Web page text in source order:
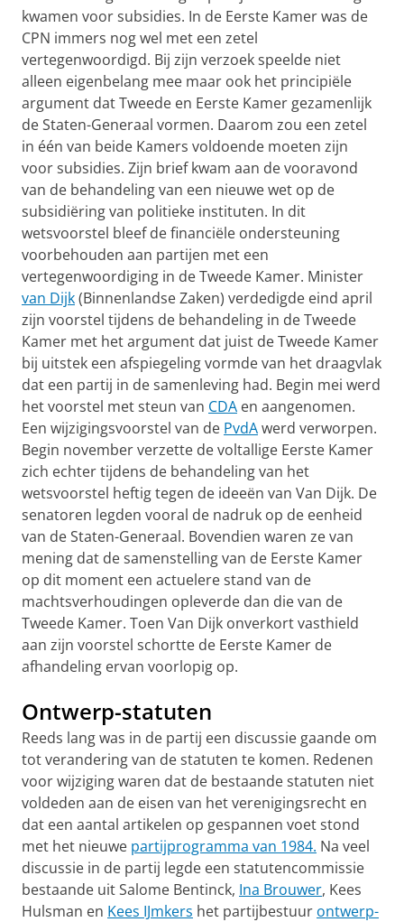
kwamen voor subsidies. In de Eerste Kamer was de
CPN immers nog wel met een zetel
vertegenwoordigd. Bij zijn verzoek speelde niet
alleen eigenbelang mee maar ook het principiële
argument dat Tweede en Eerste Kamer gezamenlijk
de Staten-Generaal vormen. Daarom zou een zetel
in één van beide Kamers voldoende moeten zijn
voor subsidies. Zijn brief kwam aan de vooravond
van de behandeling van een nieuwe wet op de
subsidiëring van politieke instituten. In dit
wetsvoorstel bleef de financiële ondersteuning
voorbehouden aan partijen met een
vertegenwoordiging in de Tweede Kamer. Minister
van Dijk(Binnenlandse Zaken) verdedigde eind april
zijn voorstel tijdens de behandeling in de Tweede
Kamer met het argument dat juist de Tweede Kamer
bij uitstek een afspiegeling vormde van het draagvlak
dat een partij in de samenleving had. Begin mei werd
het voorstel met steun van CDA en aangenomen.
Een wijzigingsvoorstel van de PvdAwerd verworpen.
Begin november verzette de voltallige Eerste Kamer
zich echter tijdens de behandeling van het
wetsvoorstel heftig tegen de ideeën van Van Dijk. De
senatoren legden vooral de nadruk op de eenheid
van de Staten-Generaal. Bovendien waren ze van
mening dat de samenstelling van de Eerste Kamer
op dit moment een actuelere stand van de
machtsverhoudingen opleverde dan die van de
Tweede Kamer. Toen Van Dijk onverkort vasthield
aan zijn voorstel schortte de Eerste Kamer de
afhandeling ervan voorlopig op.
Ontwerp-statuten
Reeds lang was in de partij een discussie gaande om
tot verandering van de statuten te komen. Redenen
voor wijziging waren dat de bestaande statuten niet
voldeden aan de eisen van het verenigingsrecht en
dat een aantal artikelen op gespannen voet stond
met het nieuwe partijprogramma van 1984. Na veel
discussie in de partij legde een statutencommissie
bestaande uit Salome Bentinck, Ina Brouwer, Kees
Hulsman en Kees IJmkers het partijbestuur ontwerp-